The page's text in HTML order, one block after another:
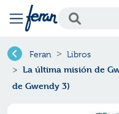
Feran Libros
La última misión de
de Gwendy 3)